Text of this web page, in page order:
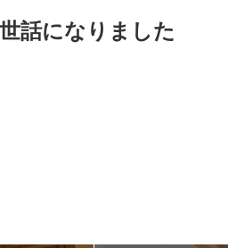
話になりました